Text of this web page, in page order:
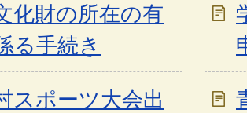
化財の所在の有
る手続き
スポーツ大会出